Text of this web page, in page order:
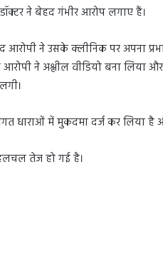
ने बेहद गंभीर आरोप लगाए हैं।
ने उसके क्लीनिक पर अपना
ने अश्लील वीडियो बना
धाराओं में मुकदमा दर्ज कर लिया
तेज हो गई है।